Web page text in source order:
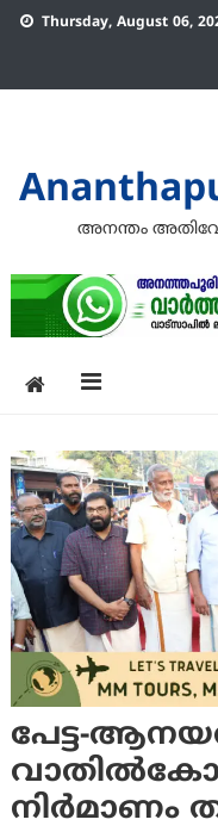
Skip Thursday, August 06,
അനന്തം
പേട്ട-
നിർമാണം